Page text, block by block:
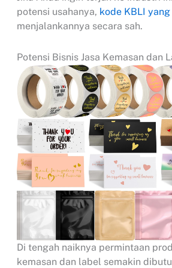
potensi usahanya, kode KBLI yang
menjalankannya secara sah.
Potensi Bisnis Jasa Kemasan dan
Di tengah naiknya permintaan
kemasan dan label semakin